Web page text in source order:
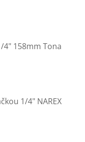
4" 158mm Tona
1/4" NAREX